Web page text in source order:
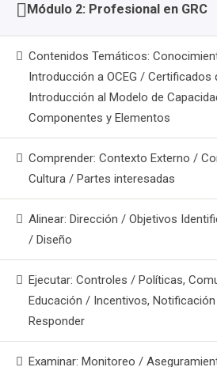
Módulo 2: Profesional en GRC
Contenidos Temáticos:
Introducción a OCEG / Certificados
Introducción al Modelo de
Componentes y Elementos
Comprender: Contexto Externo /
Cultura / Partes interesadas
Alinear: Dirección / Objetivos
/ Diseño
Ejecutar: Controles / Políticas,
Educación / Incentivos,
Responder
Examinar: Monitoreo /